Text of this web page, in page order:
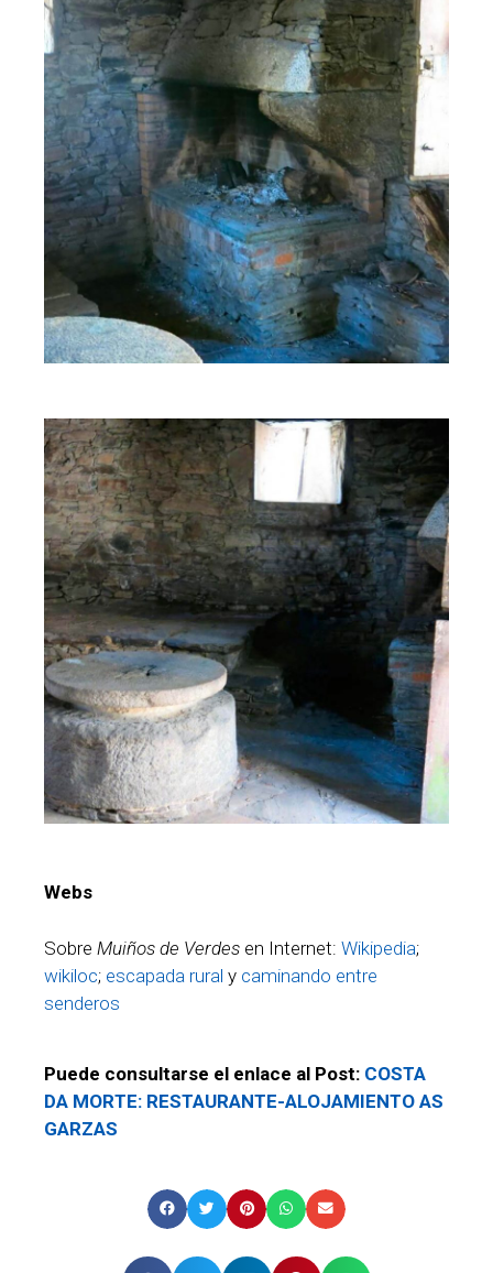
Webs
Sobre Muiños de Verdes en Internet: Wikipedia;
wikiloc; escapada rural y caminando entre
senderos
Puede consultarse el enlace al Post: COSTA
DA MORTE: RESTAURANTE-ALOJAMIENTO AS
GARZAS